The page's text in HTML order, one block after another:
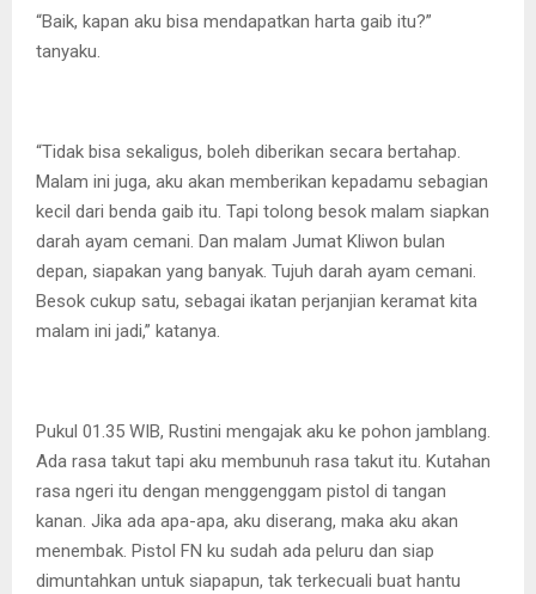
“Baik, kapan aku bisa mendapatkan harta gaib itu?”
tanyaku.
“Tidak bisa sekaligus, boleh diberikan secara bertahap.
Malam ini juga, aku akan memberikan kepadamu sebagian
kecil dari benda gaib itu. Tapi tolong besok malam siapkan
darah ayam cemani. Dan malam Jumat Kliwon bulan
depan, siapakan yang banyak. Tujuh darah ayam cemani.
Besok cukup satu, sebagai ikatan perjanjian keramat kita
malam ini jadi,” katanya.
Pukul 01.35 WIB, Rustini mengajak aku ke pohon jamblang.
Ada rasa takut tapi aku membunuh rasa takut itu. Kutahan
rasa ngeri itu dengan menggenggam pistol di tangan
kanan. Jika ada apa-apa, aku diserang, maka aku akan
menembak. Pistol FN ku sudah ada peluru dan siap
dimuntahkan untuk siapapun, tak terkecuali buat hantu